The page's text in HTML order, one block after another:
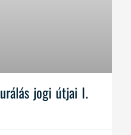
jogi útjai I.